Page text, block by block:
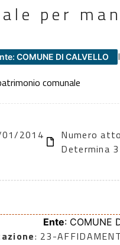
per
COMUNE DI CALVELLO
comunale
01/2014
Numero
Determina
Ente: COMUNE
: 23-